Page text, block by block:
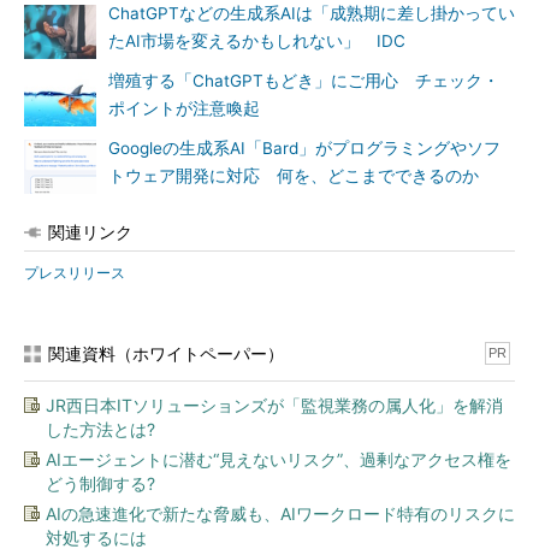
ChatGPTなどの生成系AIは「成熟期に差し掛かってい
たAI市場を変えるかもしれない」 IDC
増殖する「ChatGPTもどき」にご用心 チェック・
ポイントが注意喚起
Googleの生成系AI「Bard」がプログラミングやソフ
トウェア開発に対応 何を、どこまでできるのか
関連リンク
プレスリリース
関連資料（ホワイトペーパー） PR
JR西日本ITソリューションズが「監視業務の属人化」を解消
した方法とは?
AIエージェントに潜む“見えないリスク”、過剰なアクセス権を
どう制御する?
AIの急速進化で新たな脅威も、AIワークロード特有のリスクに
対処するには